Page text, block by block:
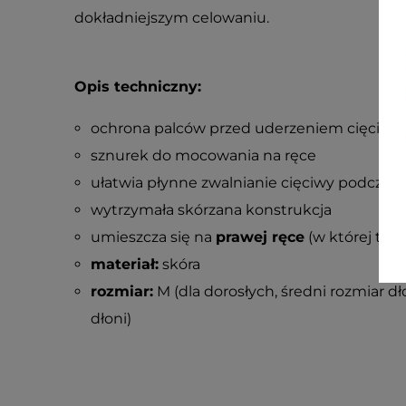
dokładniejszym celowaniu.
Opis techniczny:
ochrona palców przed uderzeniem cięciwy
sznurek do mocowania na ręce
ułatwia płynne zwalnianie cięciwy podczas
wytrzymała skórzana konstrukcja
umieszcza się na prawej ręce(w której
materiał:skóra
rozmiar:M (dla dorosłych, średni rozmiar
dłoni)